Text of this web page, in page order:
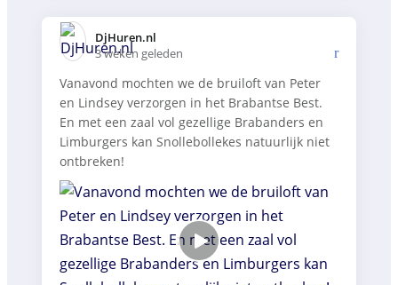
DjHuren.nl️
3 weken geleden
Vanavond mochten we de bruiloft van Peter
en Lindsey verzorgen in het Brabantse Best.
En met een zaal vol gezellige Brabanders en
Limburgers kan Snollebollekes natuurlijk niet
ontbreken!